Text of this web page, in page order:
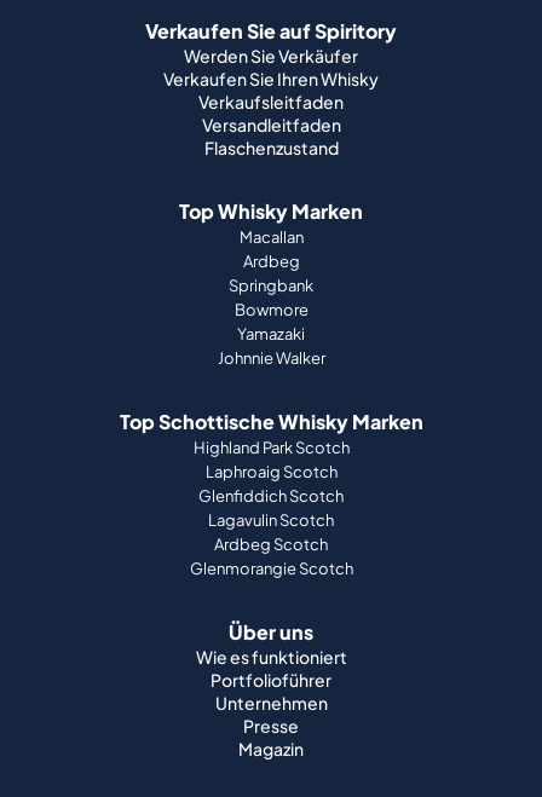
Verkaufen Sie auf Spiritory
Werden Sie Verkäufer
Verkaufen Sie Ihren Whisky
Verkaufsleitfaden
Versandleitfaden
Flaschenzustand
Top Whisky Marken
Macallan
Ardbeg
Springbank
Bowmore
Yamazaki
Johnnie Walker
Top Schottische Whisky Marken
Highland Park Scotch
Laphroaig Scotch
Glenfiddich Scotch
Lagavulin Scotch
Ardbeg Scotch
Glenmorangie Scotch
Über uns
Wie es funktioniert
Portfolioführer
Unternehmen
Presse
Magazin